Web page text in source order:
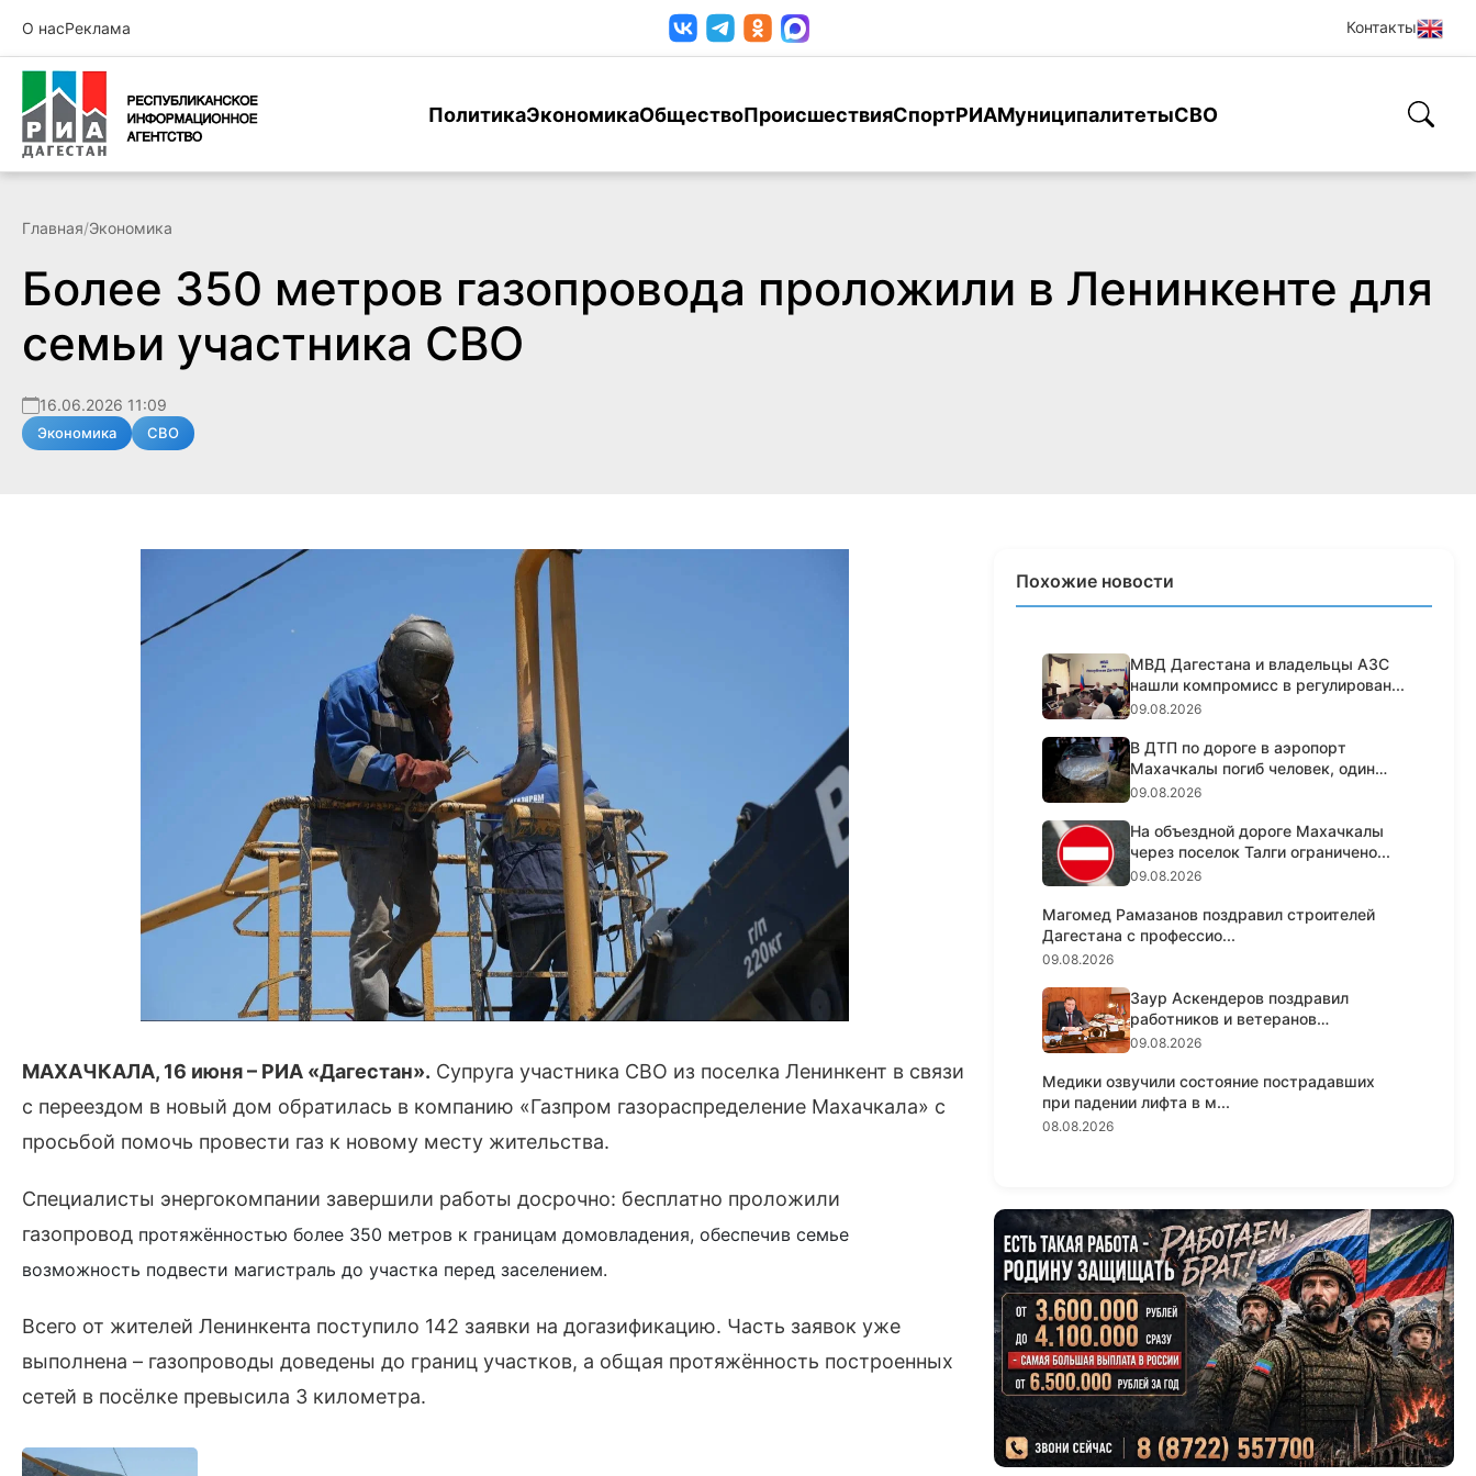
О насРеклама Контакты
ПолитикаЭкономикаОбществоПроисшествияСпортРИАМуниципалитетыСВО
Главная/Экономика
Более 350 метров газопровода проложили в Ленинкенте для
семьи участника СВО
16.06.2026 11:09
Экономика СВО
МАХАЧКАЛА, 16 июня – РИА «Дагестан». Супруга участника СВО из поселка Ленинкент в связи
с переездом в новый дом обратилась в компанию «Газпром газораспределение Махачкала» с
просьбой помочь провести газ к новому месту жительства.
Специалисты энергокомпании завершили работы досрочно: бесплатно проложили
газопровод протяжённостью более 350 метров к границам домовладения, обеспечив семье
возможность подвести магистраль до участка перед заселением.
Всего от жителей Ленинкента поступило 142 заявки на догазификацию. Часть заявок уже
выполнена – газопроводы доведены до границ участков, а общая протяжённость построенных
сетей в посёлке превысила 3 километра.
Похожие новости
МВД Дагестана и владельцы АЗС
нашли компромисс в регулирован...
09.08.2026
В ДТП по дороге в аэропорт
Махачкалы погиб человек, один
жит...
09.08.2026
На объездной дороге Махачкалы
через поселок Талги ограничено...
09.08.2026
Магомед Рамазанов поздравил строителей
Дагестана с профессио...
09.08.2026
Заур Аскендеров поздравил
работников и ветеранов
строительно...
09.08.2026
Медики озвучили состояние пострадавших
при падении лифта в м...
08.08.2026